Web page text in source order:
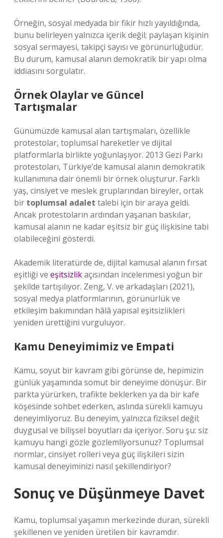
Örneğin, sosyal medyada bir fikir hızlı yayıldığında,
bunu belirleyen yalnızca içerik değil; paylaşan kişinin
sosyal sermayesi, takipçi sayısı ve görünürlüğüdür.
Bu durum, kamusal alanın demokratik bir yapı olma
iddiasını sorgulatır.
Örnek Olaylar ve Güncel
Tartışmalar
Günümüzde kamusal alan tartışmaları, özellikle
protestolar, toplumsal hareketler ve dijital
platformlarla birlikte yoğunlaşıyor. 2013 Gezi Parkı
protestoları, Türkiye’de kamusal alanın demokratik
kullanımına dair önemli bir örnek oluşturur. Farklı
yaş, cinsiyet ve meslek gruplarından bireyler, ortak
bir toplumsal adalet talebi için bir araya geldi.
Ancak protestoların ardından yaşanan baskılar,
kamusal alanın ne kadar eşitsiz bir güç ilişkisine tabi
olabileceğini gösterdi.
Akademik literatürde de, dijital kamusal alanın fırsat
eşitliği ve eşitsizlikaçısından incelenmesi yoğun bir
şekilde tartışılıyor. Zeng, V. ve arkadaşları (2021),
sosyal medya platformlarının, görünürlük ve
etkileşim bakımından hâlâ yapısal eşitsizlikleri
yeniden ürettiğini vurguluyor.
Kamu Deneyimimiz ve Empati
Kamu, soyut bir kavram gibi görünse de, hepimizin
günlük yaşamında somut bir deneyime dönüşür. Bir
parkta yürürken, trafikte beklerken ya da bir kafe
köşesinde sohbet ederken, aslında sürekli kamuyu
deneyimliyoruz. Bu deneyim, yalnızca fiziksel değil;
duygusal ve bilişsel boyutları da içeriyor. Soru şu: siz
kamuyu hangi gözle gözlemliyorsunuz? Toplumsal
normlar, cinsiyet rolleri veya güç ilişkileri sizin
kamusal deneyiminizi nasıl şekillendiriyor?
Sonuç ve Düşünmeye Davet
Kamu, toplumsal yaşamın merkezinde duran, sürekli
şekillenen ve yeniden üretilen bir kavramdır.